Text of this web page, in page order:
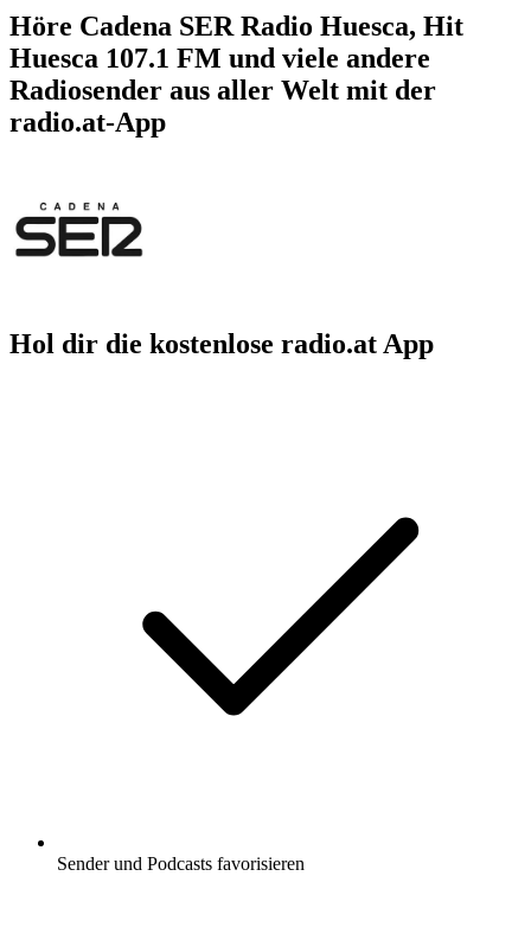
Höre Cadena SER Radio Huesca, Hit
Huesca 107.1 FM und viele andere
Radiosender aus aller Welt mit der
radio.at-App
Hol dir die kostenlose radio.at App
Sender und Podcasts favorisieren